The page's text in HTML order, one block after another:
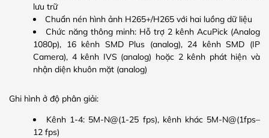
lưu trữ
Chuẩn nén hình ảnh H265+/H265 với hai luồng dữ liệu
Chức năng thông minh: Hỗ trợ 2 kênh AcuPick (Analog
1080p), 16 kênh SMD Plus (analog), 24 kênh SMD (IP
Camera), 4 kênh IVS (analog) hoặc 2 kênh phát hiện và
nhận diện khuôn mặt (analog)
Ghi hình ở độ phân giải:
Kênh 1-4: 5M-N@(1-25 fps), kênh khác 5M-N@(1fps–
12 fps)